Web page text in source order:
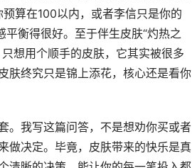
算在100以内，或者李信只是你的
平衡得很好。至于伴生皮肤“灼热之
想用个顺手的皮肤，它其实被很多
肤终究只是锦上添花，核心还是看你
。我写这篇问答，不是想劝你买或者
做决定。毕竟，皮肤带来的快乐是真